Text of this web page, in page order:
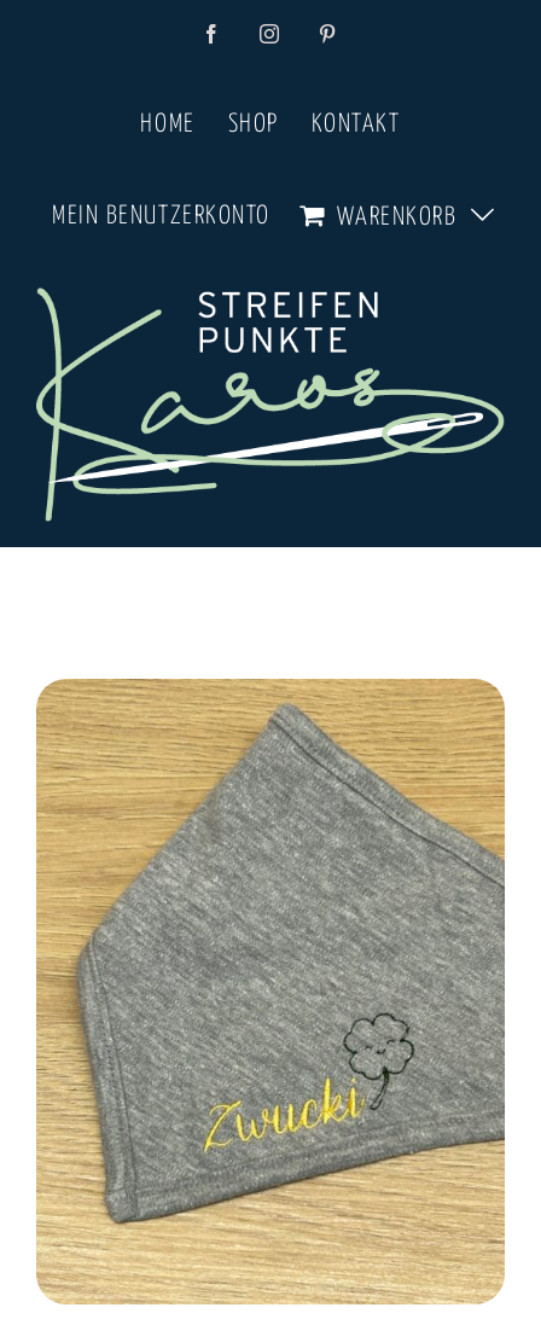
FacebookInstagramPinterest
HOME SHOP KONTAKT
MEIN BENUTZERKONTO WARENKORB
SELECT OPTIONS / DETAILS